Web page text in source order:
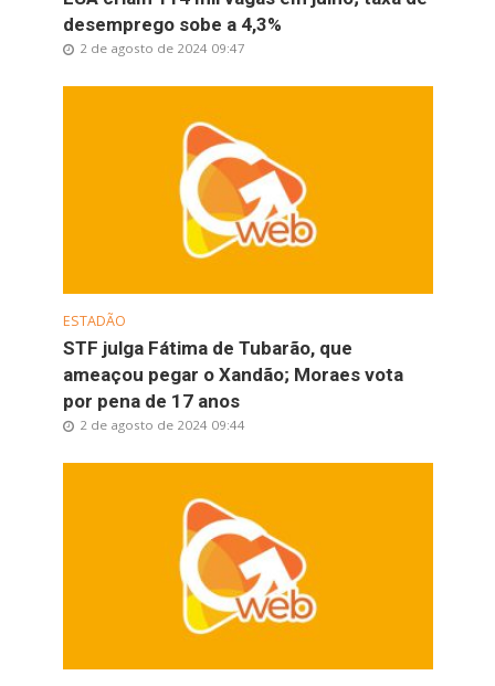
desemprego sobe a 4,3%
2 de agosto de 2024 09:47
ESTADÃO
STF julga Fátima de Tubarão, que
ameaçou pegar o Xandão; Moraes vota
por pena de 17 anos
2 de agosto de 2024 09:44